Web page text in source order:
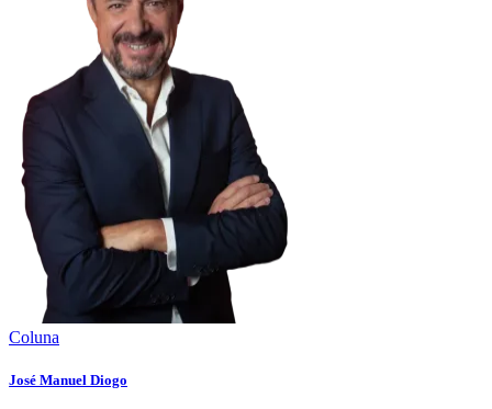
Coluna
José Manuel Diogo